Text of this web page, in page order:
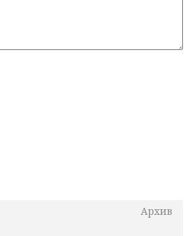
Архив